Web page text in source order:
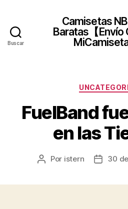
Buscar
Camisetas
Baratas【Envío
FuelBand
en las
Autor
Por istern
Fecha
30